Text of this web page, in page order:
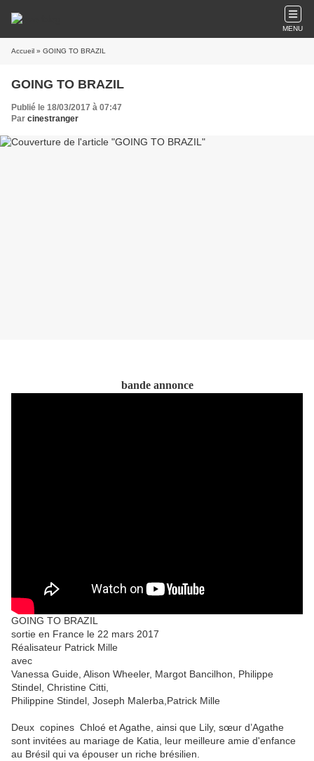
MENU
Accueil » GOING TO BRAZIL
GOING TO BRAZIL
Publié le 18/03/2017 à 07:47
Par cinestranger
bande annonce
GOING TO BRAZIL
sortie en France le 22 mars 2017
Réalisateur Patrick Mille
avec
Vanessa Guide, Alison Wheeler, Margot Bancilhon, Philippe
Stindel, Christine Citti,
Philippine Stindel, Joseph Malerba,Patrick Mille
Deux copines Chloé et Agathe, ainsi que Lily, sœur d’Agathe
sont invitées au mariage de Katia, leur meilleure amie d'enfance
au Brésil qui va épouser un riche brésilien.